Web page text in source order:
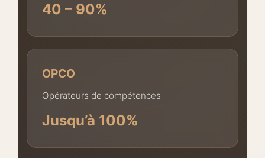
40 – 90%
OPCO
Opérateurs de compétences
Jusqu’à 100%